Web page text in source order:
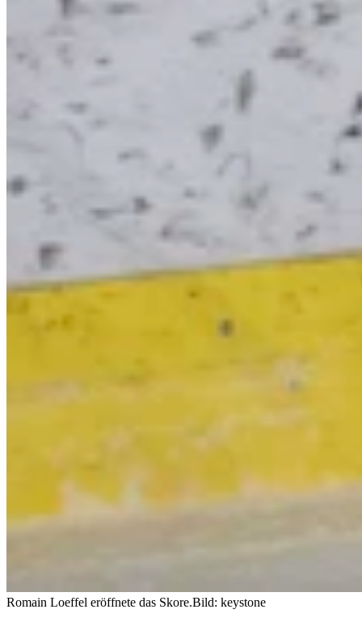
Romain Loeffel eröffnete das Skore.Bild: keystone